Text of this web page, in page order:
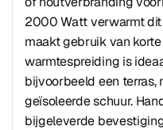
2000 Watt verwarmt dit
maakt gebruik van
warmtespreiding is
bijvoorbeeld een terras,
geïsoleerde schuur.
bijgeleverde